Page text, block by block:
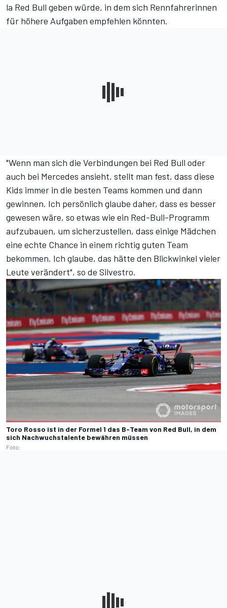
la Red Bull geben würde, in dem sich Rennfahrerinnen
für höhere Aufgaben empfehlen könnten.
"Wenn man sich die Verbindungen bei Red Bull oder
auch bei Mercedes ansieht, stellt man fest, dass diese
Kids immer in die besten Teams kommen und dann
gewinnen. Ich persönlich glaube daher, dass es besser
gewesen wäre, so etwas wie ein Red-Bull-Programm
aufzubauen, um sicherzustellen, dass einige Mädchen
eine echte Chance in einem richtig guten Team
bekommen. Ich glaube, das hätte den Blickwinkel vieler
Leute verändert", so de Silvestro.
Toro Rosso ist in der Formel 1 das B-Team von Red Bull, in dem
sich Nachwuchstalente bewähren müssen
Foto: